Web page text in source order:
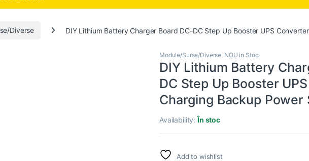
Diverse DIY Lithium Battery Charger Board DC-DC Step Up Booster UPS
Module/Surse/Diverse, NOU in Stoc
DIY Lithium Battery
DC Step Up Booster
Charging Backup Power
Availability:În stoc
Add to wishlist